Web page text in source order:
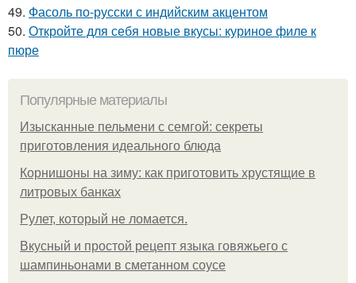
49. Фасоль по-русски с индийским акцентом
50. Откройте для себя новые вкусы: куриное филе к
пюре
Популярные материалы
Изысканные пельмени с семгой: секреты
приготовления идеального блюда
Корнишоны на зиму: как приготовить хрустящие в
литровых банках
Рулет, который не ломается.
Вкусный и простой рецепт языка говяжьего с
шампиньонами в сметанном соусе